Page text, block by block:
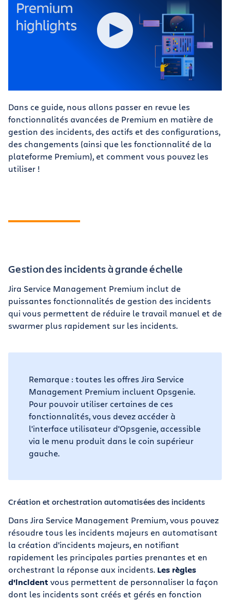
Dans ce guide, nous allons passer en revue les
fonctionnalités avancées de Premium en matière de
gestion des incidents, des actifs et des configurations,
des changements (ainsi que les fonctionnalité de la
plateforme Premium), et comment vous pouvez les
utiliser !
Gestion des incidents à grande échelle
Jira Service Management Premium inclut de
puissantes fonctionnalités de gestion des incidents
qui vous permettent de réduire le travail manuel et de
swarmer plus rapidement sur les incidents.
Remarque : toutes les offres Jira Service
Management Premium incluent Opsgenie.
Pour pouvoir utiliser certaines de ces
fonctionnalités, vous devez accéder à
l'interface utilisateur d'Opsgenie, accessible
via le menu produit dans le coin supérieur
gauche.
Création et orchestration automatisées des incidents
Dans Jira Service Management Premium, vous pouvez
résoudre tous les incidents majeurs en automatisant
la création d'incidents majeurs, en notifiant
rapidement les principales parties prenantes et en
orchestrant la réponse aux incidents. Les règles
d'incidentvous permettent de personnaliser la façon
dont les incidents sont créés et gérés en fonction